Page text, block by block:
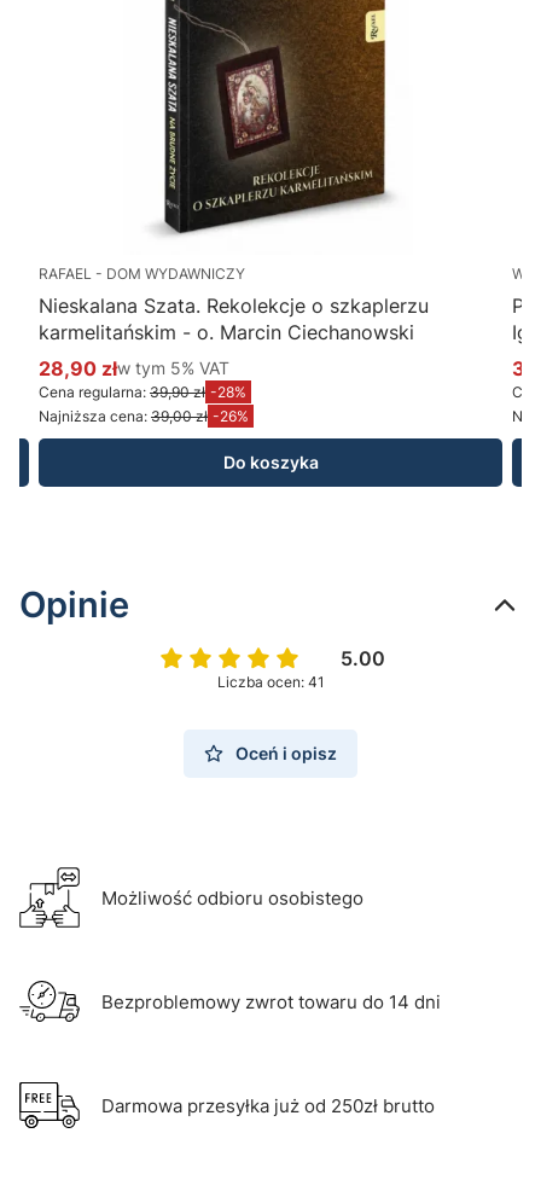
RAFAEL - DOM WYDAWNICZY
Nieskalana Szata. Rekolekcje o szkaplerzu
karmelitańskim - o. Marcin Ciechanowski
Cena promocyjna brutto
28,90 złw tym %s VAT
w tym 5% VAT
Cena regularna: 39,90 zł -28%
Najniższa cena: 39,00 zł -26%
Do koszyka
Opinie
5.00
Liczba ocen: 41
Oceń i opisz
Możliwość odbioru osobistego
Bezproblemowy zwrot towaru do 14 dni
Darmowa przesyłka już od 250zł brutto